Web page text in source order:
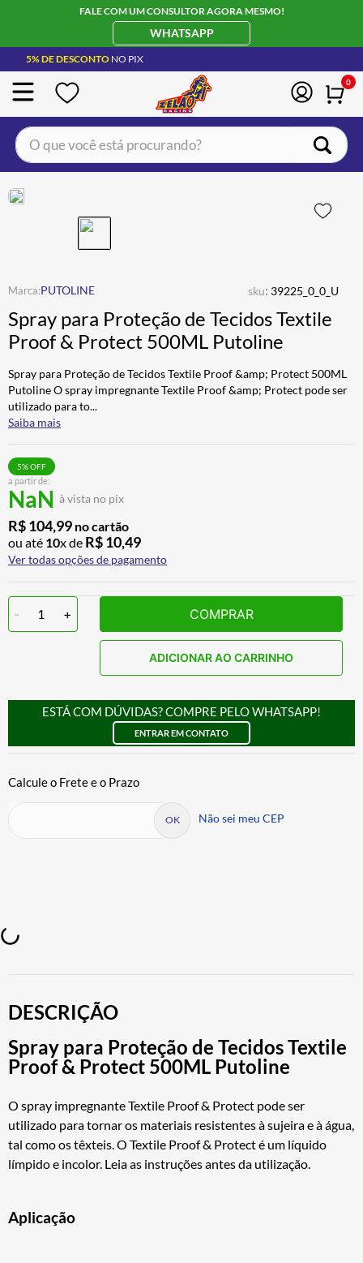
FALE COM UM CONSULTOR AGORA MESMO!
WHATSAPP
5% DE DESCONTO NO PIX
0
O que você está procurando?
PUTOLINE sku: 39225_0_0_U
Spray para Proteção de Tecidos Textile
Proof & Protect 500ML Putoline
Spray para Proteção de Tecidos Textile Proof &amp; Protect 500ML
Putoline O spray impregnante Textile Proof &amp; Protect pode ser
utilizado para to...
Saiba mais
a partir de:
NaN à vista no pix
5% OFF
R$104,99 no cartão
ou até 10x de R$10,49
Ver todas opções de pagamento
- 1 + COMPRAR
ADICIONAR AO CARRINHO
ESTÁ COM DÚVIDAS? COMPRE PELO WHATSAPP!
ENTRAR EM CONTATO
Não sei meu CEP
DESCRIÇÃO
Spray para Proteção de Tecidos Textile
Proof & Protect 500ML Putoline
O spray impregnante Textile Proof & Protect pode ser
utilizado para tornar os materiais resistentes à sujeira e à água,
tal como os têxteis. O Textile Proof & Protect é um líquido
límpido e incolor. Leia as instruções antes da utilização.
Aplicação
BOTA
4º ÓCULOS SOLAR
5º LUVA
6º ALPINESTAR
7 º BAU
8º CALÇA
9º AIROH
10º